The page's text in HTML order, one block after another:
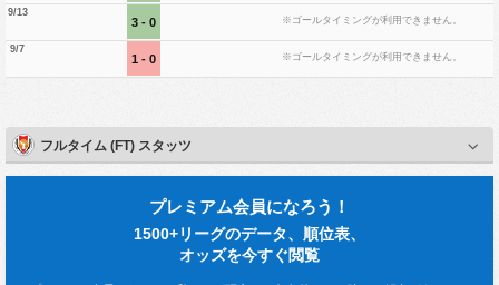
9/13
3 - 0 ※ゴールタイミングが利用できません。
9/7
1 - 0 ※ゴールタイミングが利用できません。
フルタイム (FT) スタッツ
プレミアム会員になろう！
1500+リーグのデータ、順位表、
オッズを今すぐ閲覧